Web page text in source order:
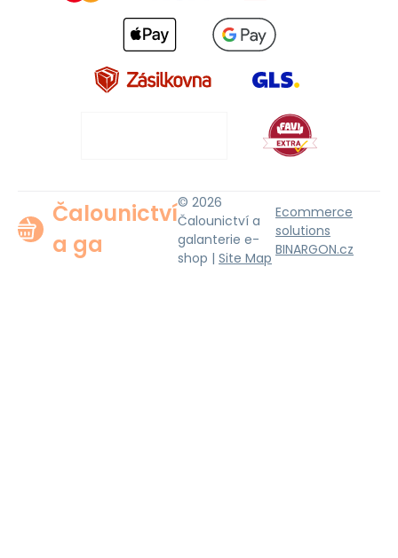
Čalounictví
a ga
© 2026
Čalounictví a
galanterie e-
shop | Site Map
Ecommerce
solutions
BINARGON.cz